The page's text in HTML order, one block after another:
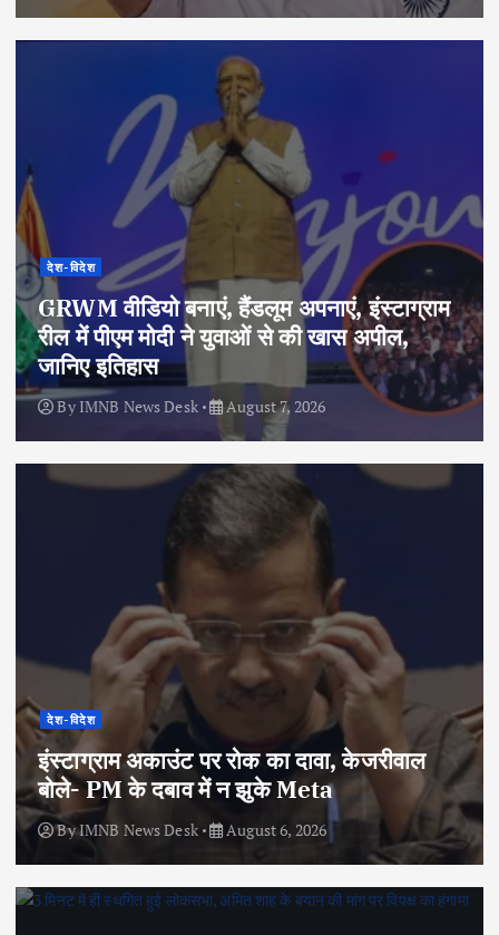
देश-विदेश
GRWM वीडियो बनाएं, हैंडलूम अपनाएं, इंस्टाग्राम
रील में पीएम मोदी ने युवाओं से की खास अपील,
जानिए इतिहास
By IMNB News Desk August 7, 2026
देश-विदेश
इंस्टाग्राम अकाउंट पर रोक का दावा, केजरीवाल
बोले- PM के दबाव में न झुके Meta
ByIMNB News Desk August 6, 2026